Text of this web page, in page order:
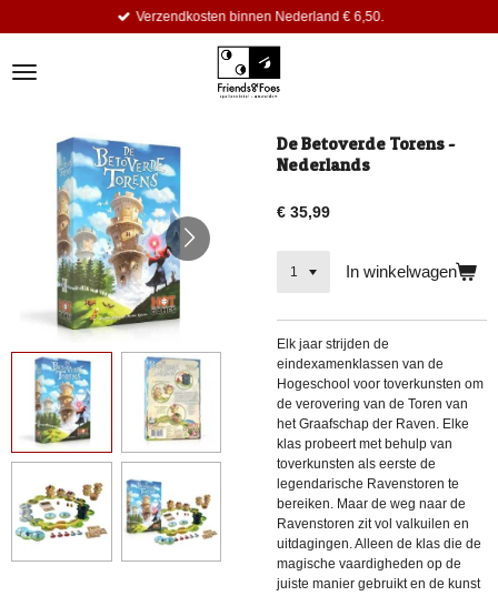
de
Verzendkosten binnen Nederland € 6,50.
De Betoverde Torens -
Nederlands
€ 35,99
In winkelwagen
Elk jaar strijden de
eindexamenklassen van de
Hogeschool voor toverkunsten om
de verovering van de Toren van
het Graafschap der Raven. Elke
klas probeert met behulp van
toverkunsten als eerste de
legendarische Ravenstoren te
bereiken. Maar de weg naar de
Ravenstoren zit vol valkuilen en
uitdagingen. Alleen de klas die de
magische vaardigheden op de
juiste manier gebruikt en de kunst